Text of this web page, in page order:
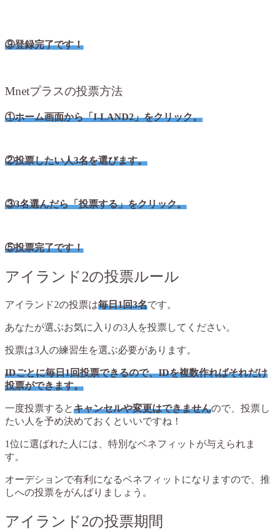
⑨登録完了です！
Mnetプラスの投票方法
①ホーム画面から「I-LAND2」をクリック。
②投票したい人3名を選びます。
③3名選んだら「投票する」をクリック。
⑤投票完了です！
アイランド2の投票ルール
アイランド2の投票は毎日1回3名です。
あなたが選ぶお気に入りの3人を投票してください。
投票は3人の練習生を選ぶ必要があります。
IDごとに毎日1回投票できるので、IDを複数作ればそれだけ
投票ができます。
一度投票するとキャンセルや変更はできませんので、投票し
たい人を予め決めておくといいですね！
1位に選ばれた人には、特別なベネフィットが与えられま
す。
オーデションで有利になるベネフィットになりますので、推
しへの投票をがんばりましょう。
アイランド2の投票期間